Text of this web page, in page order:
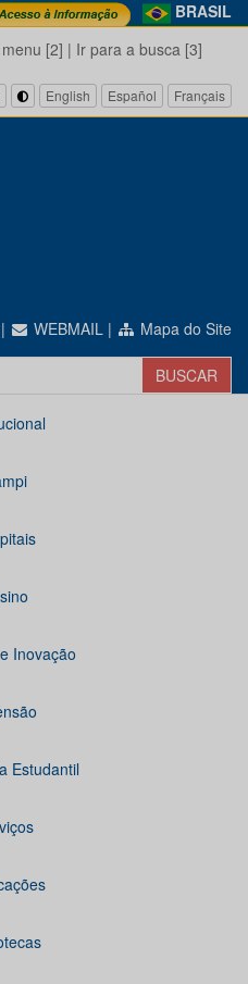
BRASIL
[2] | Ir para a busca [3]
English Español Français
| WEBMAIL | Mapa do Site
Inovação
Estudantil